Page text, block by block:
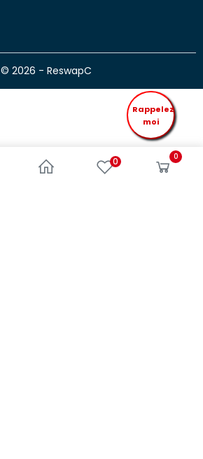
0 0
© 2026 - ReswapC
Rappelez
moi